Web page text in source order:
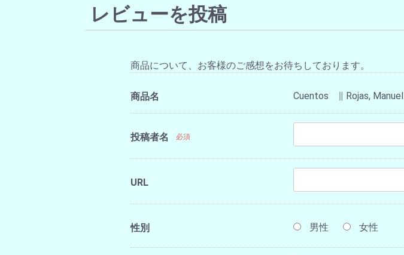
通史・全般
８～１５世紀
１６～１８世紀
１８世紀末～２０世紀
前半
20世紀後半以降ラテン・アメリカ全般
メキシコ研究
中米・カリブ研究
キューバ研究
南米諸国
ペルー研究
チリ研究
アルゼンチン研究
レビューを投稿
商品について、お客様のご感想をお待ちしております。
商品名 Cuentos ∥ Rojas, Manuel
投稿者名 必須
URL
性別 男性 女性